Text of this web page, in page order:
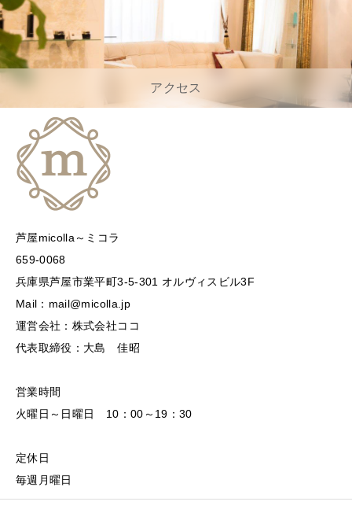
アクセス
芦屋micolla～ミコラ
659-0068
兵庫県芦屋市業平町3-5-301 オルヴィスビル3F
Mail：mail@micolla.jp
運営会社：株式会社ココ
代表取締役：大島 佳昭
営業時間
火曜日～日曜日 10：00～19：30
定休日
毎週月曜日